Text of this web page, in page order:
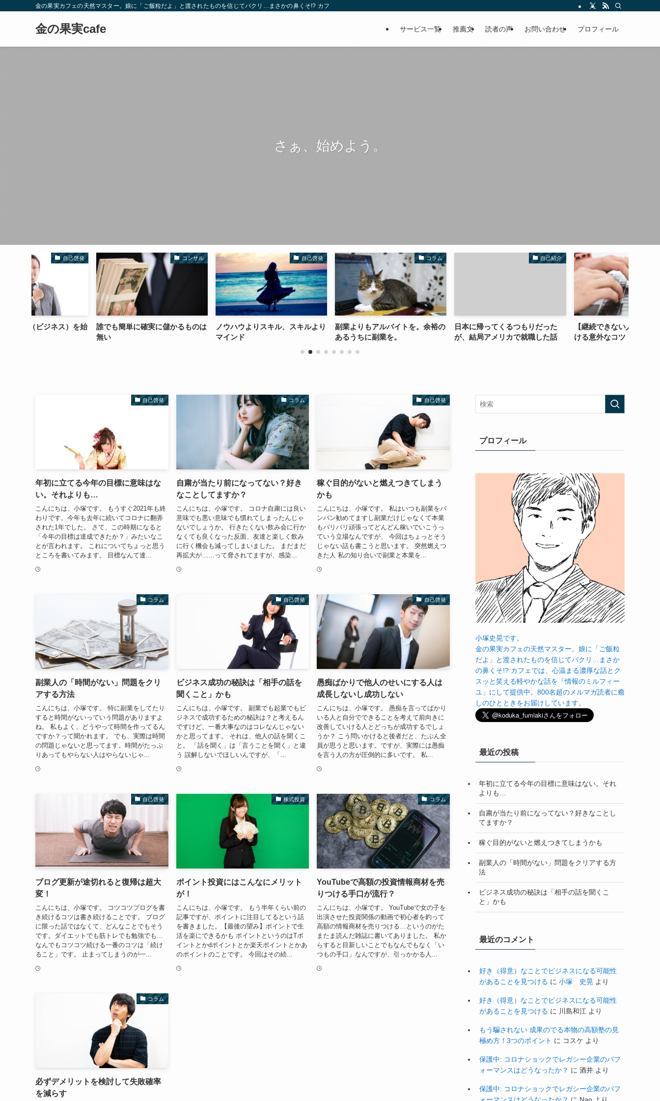
金の果実カフェの天然マスター。娘に「ご飯粒だよ」と渡されたものを信じてパクリ…まさかの鼻くそ!? カフェでは、心温まる濃厚な話とクスッと笑える軽やかな話を「情報のミルフィーユ」にして提供中。800名超のメルマガ読
金の果実cafe サービス一覧 推薦文 読者の声 お問い合わせ プロフィール
さぁ、始めよう。
コンサル
誰でも簡単に確実に儲かるものは
ノウハウよりスキル、スキルより
コラム
副業よりもアルバイトを。余裕の
あるうちに副業を。
日本に帰ってくるつもりだった
が、結局アメリカで就職した話
ライティング
【継続できない人へ】ブログを続
ける意外なコツ
自己啓発
年初に立てる今年の目標に意味はな
い。それよりも…
こんにちは、小塚です。 もうすぐ2021年も終
わりです。今年も去年に続いてコロナに翻弄
された1年でした。 さて、この時期になると
「今年の目標は達成できたか？」みたいなこ
とが言われます。 これについてちょっと思う
ところを書いてみます。 目標なんて達...
コラム
自粛が当たり前になってない？好き
なことしてますか？
こんにちは、小塚です。 コロナ自粛には良い
意味でも悪い意味でも慣れてしまったんじゃ
ないでしょうか。 行きたくない飲み会に行か
なくても良くなった反面、友達と楽しく飲み
に行く機会も減ってしまいました。 まだまだ
再拡大が……って脅されてますが、感染...
自己啓発
稼ぐ目的がないと燃えつきてしまう
かも
こんにちは、小塚です。 私はいつも副業をバ
ンバン勧めてますし副業だけじゃなくて本業
もバリバリ頑張ってどんどん稼いでいこうっ
ていう立場なんですが、 今回はちょっとそう
じゃない話も書こうと思います。 突然燃えつ
きた人 私の知り合いで副業と本業を...
コラム
副業人の「時間がない」問題をクリ
アする方法
こんにちは、小塚です。 特に副業をしてたり
すると時間がないっていう問題がありますよ
ね。 私もよく、どうやって時間を作ってるん
ですか？って聞かれます。 でも、実際は時間
の問題じゃないと思ってます。時間がたっぷ
りあってもやらない人はやらないじゃ...
自己啓発
ビジネス成功の秘訣は「相手の話を
聞くこと」かも
こんにちは、小塚です。 副業でも起業でもビ
ジネスで成功するための秘訣は？と考えるん
ですけど、一番大事なのはコレなんじゃない
かと思ってます。 それは、他人の話を聞くこ
と。 「話を聞く」は「言うことを聞く」と違
う 誤解しないでほしいんですが、「...
自己啓発
愚痴ばかりで他人のせいにする人は
成長しないし成功しない
こんにちは、小塚です。 愚痴を言ってばかり
いる人と自分でできることを考えて前向きに
改善していける人とどっちが成功するでしょ
うか？ こう問いかけると後者だと、たぶん全
員が思うと思います。ですが、実際には愚痴
を言う人の方が圧倒的に多いです。 私...
自己啓発
ブログ更新が途切れると復帰は超大
変！
こんにちは、小塚です。 コツコツブログを書
き続けるコツは書き続けることです。 ブログ
に限った話ではなくて、どんなことでもそう
です。ダイエットでも筋トレでも勉強でも…
なんでもコツコツ続ける一番のコツは「続け
ること」です。 止まってしまうのが一...
株式投資
ポイント投資にはこんなにメリット
が！
こんにちは、小塚です。 もう半年くらい前の
記事ですが、ポイントに注目してるという話
を書きました。【最後の望み】ポイントで生
活を楽にできるかも ポイントというのはTポ
イントとかdポイントとか楽天ポイントとかあ
のポイントのことです。 今回はその続...
コラム
YouTubeで高額の投資情報商材を売
りつける手口が流行？
こんにちは、小塚です。 YouTubeで女の子を
出演させた投資関係の動画で初心者を釣って
高額の情報商材を売りつける…というのがた
またま読んだ雑誌に書いてありました。 私か
らすると目新しいことでもなんでもなく「い
つもの手口」なんですが、引っかかる人...
コラム
必ずデメリットを検討して失敗確率
を減らす
プロフィール
小塚史晃です。
金の果実カフェの天然マスター。娘に「ご飯粒
だよ」と渡されたものを信じてパクリ…まさか
の鼻くそ!? カフェでは、心温まる濃厚な話とク
スッと笑える軽やかな話を「情報のミルフィー
ユ」にして提供中。800名超のメルマガ読者に癒
しのひとときをお届けしています。
最近の投稿
年初に立てる今年の目標に意味はない。それ
よりも…
自粛が当たり前になってない？好きなことし
てますか？
稼ぐ目的がないと燃えつきてしまうかも
副業人の「時間がない」問題をクリアする方
法
ビジネス成功の秘訣は「相手の話を聞くこ
と」かも
最近のコメント
好き（得意）なことでビジネスになる可能性
があることを見つける に 小塚 史晃 より
好き（得意）なことでビジネスになる可能性
があることを見つける に 川島和江 より
もう騙されない 成果のでる本物の高額塾の見
極め方！3つのポイント に コスケ より
保護中: コロナショックでレガシー企業のパフ
ォーマンスはどうなったか？ に 酒井 より
保護中: コロナショックでレガシー企業のパフ
ォーマンスはどうなったか？ に Nao より